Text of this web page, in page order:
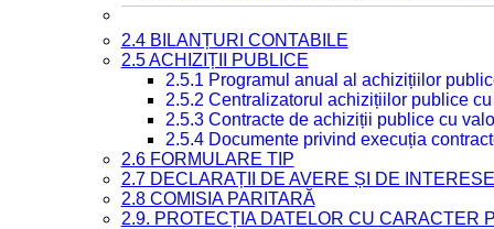
2.4 BILANȚURI CONTABILE
2.5 ACHIZIȚII PUBLICE
2.5.1 Programul anual al achizițiilor
2.5.2 Centralizatorul achizițiilor publice
2.5.3 Contracte de achiziții publice cu
2.5.4 Documente privind execuția
2.6 FORMULARE TIP
2.7 DECLARAȚII DE AVERE ȘI DE INTERESE
2.8 COMISIA PARITARĂ
2.9. PROTECȚIA DATELOR CU CARACTER